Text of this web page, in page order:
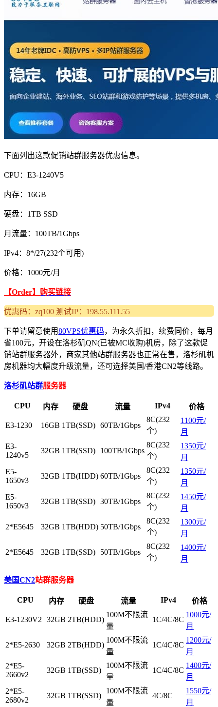
下面列出这款促销站群服务器优惠信息。
CPU：E3-1240V5
内存：16GB
硬盘：1TB SSD
月流量：100TB/1Gbps
IPv4：8*/27(232个可用)
价格：1000元/月
【Order】 购买链接
优惠码：zq100 测试IP：198.55.111.55
下单请留意使用80VPS优惠码，为永久折扣，续费同价，每月
省100元，开设在洛杉矶QN(已被MC收购)机房，除了这款促
销站群服务器外，商家其他站群服务器也正常在售，洛杉矶机
房机器均大幅度升级流量，还可选择美国/香港CN2等线路。
洛杉矶站群服务器
CPU 内存 硬盘 流量 IPv4 价格
E3-1230 16GB 1TB(SSD) 60TB/1Gbps
8C(232
个)
1100元/
月
E3-
1240v5
32GB 1TB(SSD) 100TB/1Gbps
8C(232
个)
1350元/
月
E5-
1650v3
32GB 1TB(HDD) 60TB/1Gbps
8C(232
个)
1350元/
月
E5-
1650v3
32GB 1TB(SSD) 30TB/1Gbps
8C(232
个)
1450元/
月
2*E5645 32GB 1TB(HDD) 50TB/1Gbps
8C(232
个)
1300元/
月
2*E5645 32GB 1TB(SSD) 50TB/1Gbps
8C(232
个)
1400元/
月
美国CN2站群服务器
CPU 内存 硬盘 流量 IPv4 价格
E3-1230V2 32GB 2TB(HDD)
100M不限流
量
1C/4C/8C
1000元/
月
2*E5-2630 32GB 2TB(HDD)
100M不限流
量
1C/4C/8C
1200元/
月
2*E5-
2660v2
32GB 1TB(SSD)
100M不限流
量
1C/4C/8C
1400元/
月
2*E5-
2680v2
32GB 1TB(SSD)
100M不限流
量
4C/8C
1550元/
月